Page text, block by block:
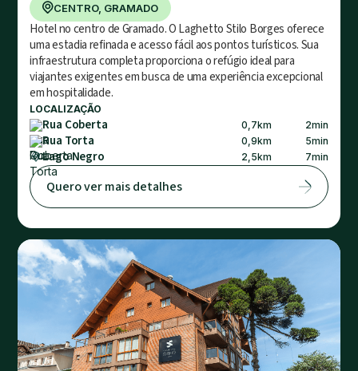
CENTRO, GRAMADO
Hotel no centro de Gramado. O Laghetto Stilo Borges oferece
uma estadia refinada e acesso fácil aos pontos turísticos. Sua
infraestrutura completa proporciona o refúgio ideal para
viajantes exigentes em busca de uma experiência excepcional
em hospitalidade.
LOCALIZAÇÃO
Rua Coberta 0,7km 2min
Rua Torta 0,9km 5min
Lago Negro 2,5km 7min
Quero ver mais detalhes